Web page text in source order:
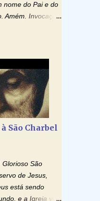
nome do Pai e do
Amém. Invocação
Oremos: Ó
dos
Espírito Santo,
todas as
consolação. Por
Creio: Creio
Cristo, seu único
foi concebido pelo
da Virgem
São Charbel
Glorioso São
de Jesus,
está sendo
e a Igreja vos